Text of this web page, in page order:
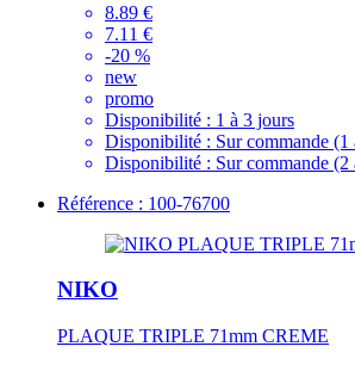
8.89 €
7.11 €
-20 %
new
promo
Disponibilité : 1 à 3 jours
Disponibilité : Sur commande (1
Disponibilité : Sur commande (2
Référence : 100-76700
NIKO
PLAQUE TRIPLE 71mm CREME